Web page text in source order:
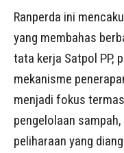
Ranperda ini
yang membahas
tata kerja Satpol PP,
mekanisme
menjadi fokus
pengelolaan
peliharaan yang